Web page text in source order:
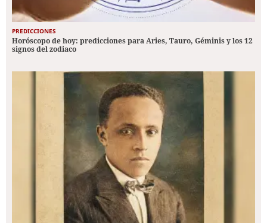
PREDICCIONES
Horóscopo de hoy: predicciones para Aries, Tauro, Géminis y los 12
signos del zodiaco